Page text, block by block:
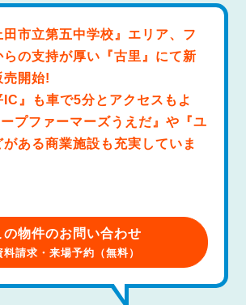
田市立第五中学校』エリア、フ
らの支持が厚い『古里』にて新
売開始!
』も車で5分とアクセスもよ
プファーマーズうえだ』や『ユ
ある商業施設も充実していま
の物件のお問い合わせ
料請求・来場予約（無料）